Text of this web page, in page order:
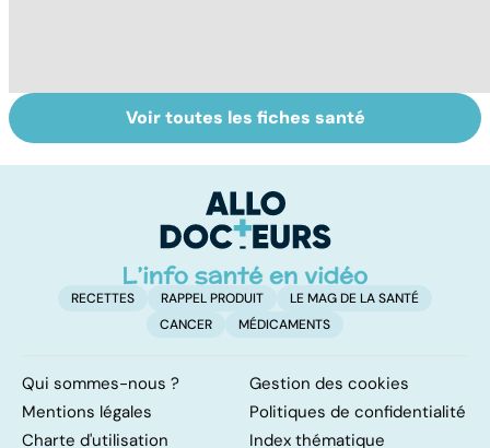
Prématurés :
pour un avenir
Néonatologie :
aux petits soins
prématurés
Voir toutes les fiches santé
RECETTES RAPPEL PRODUIT
LE MAG DE LA SANTÉ
CANCER
MÉDICAMENTS
Qui sommes-nous ?
Gestion des cookies
Mentions légales
Politiques de confidentialité
Charte d'utilisation
Index thématique